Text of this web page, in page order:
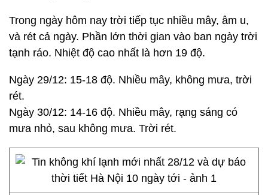
Trong ngày hôm nay trời tiếp tục nhiều mây, âm u,
và rét cả ngày. Phần lớn thời gian vào ban ngày trời
tạnh ráo. Nhiệt độ cao nhất là hơn 19 độ.
Ngày 29/12: 15-18 độ. Nhiều mây, không mưa, trời
rét.
Ngày 30/12: 14-16 độ. Nhiều mây, rạng sáng có
mưa nhỏ, sau không mưa. Trời rét.